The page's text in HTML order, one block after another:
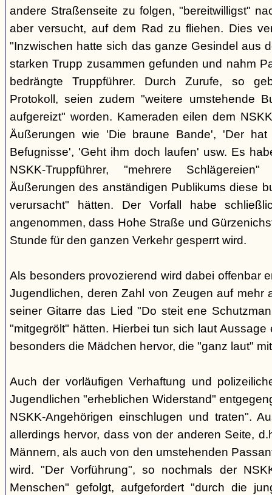
andere Straßenseite zu folgen, "bereitwilligst"
aber versucht, auf dem Rad zu fliehen. Dies
"Inzwischen hatte sich das ganze Gesindel aus
starken Trupp zusammen gefunden und nahm
bedrängte Truppführer. Durch Zurufe, so
Protokoll, seien zudem "weitere umstehende
aufgereizt" worden. Kameraden eilen dem
Äußerungen wie 'Die braune Bande', 'Der hat
Befugnisse', 'Geht ihm doch laufen' usw. Es
NSKK-Truppführer, "mehrere
Äußerungen des anständigen Publikums diese
verursacht" hätten. Der Vorfall habe
angenommen, dass Hohe Straße und
Stunde für den ganzen Verkehr gesperrt wird.
Als besonders provozierend wird dabei offenbar
Jugendlichen, deren Zahl von Zeugen auf mehr
seiner Gitarre das Lied "Do steit ene
"mitgegrölt" hätten. Hierbei tun sich laut
besonders die Mädchen hervor, die "ganz laut"
Auch der vorläufigen Verhaftung und
Jugendlichen "erheblichen Widerstand"
NSKK-Angehörigen einschlugen und traten".
allerdings hervor, dass von der anderen Seite,
Männern, als auch von den umstehenden
wird. "Der Vorführung", so nochmals der
Menschen" gefolgt, aufgefordert "durch die